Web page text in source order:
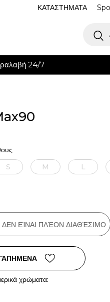
ΚΑΤΑΣΤΗΜΑΤΑ
24/7
S M L
ΕΊΝΑΙ ΠΛΈΟΝ ΔΙΑΘΈΣΙΜΟ
χρώματα: